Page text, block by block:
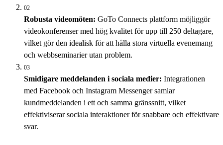
02
Robusta videomöten: GoTo Connects plattform möjliggör
videokonferenser med hög kvalitet för upp till 250 deltagare,
vilket gör den idealisk för att hålla stora virtuella evenemang
och webbseminarier utan problem.
03
Smidigare meddelanden i sociala medier: Integrationen
med Facebook och Instagram Messenger samlar
kundmeddelanden i ett och samma gränssnitt, vilket
effektiviserar sociala interaktioner för snabbare och effektivare
svar.